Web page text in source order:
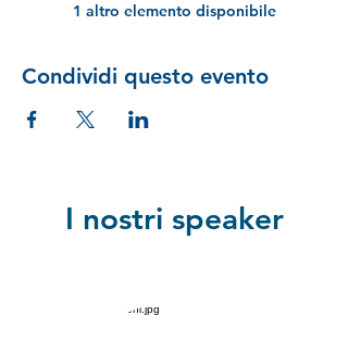
1 altro elemento disponibile
Condividi questo evento
I nostri speaker